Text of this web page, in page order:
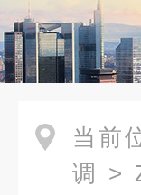
当前
调
>